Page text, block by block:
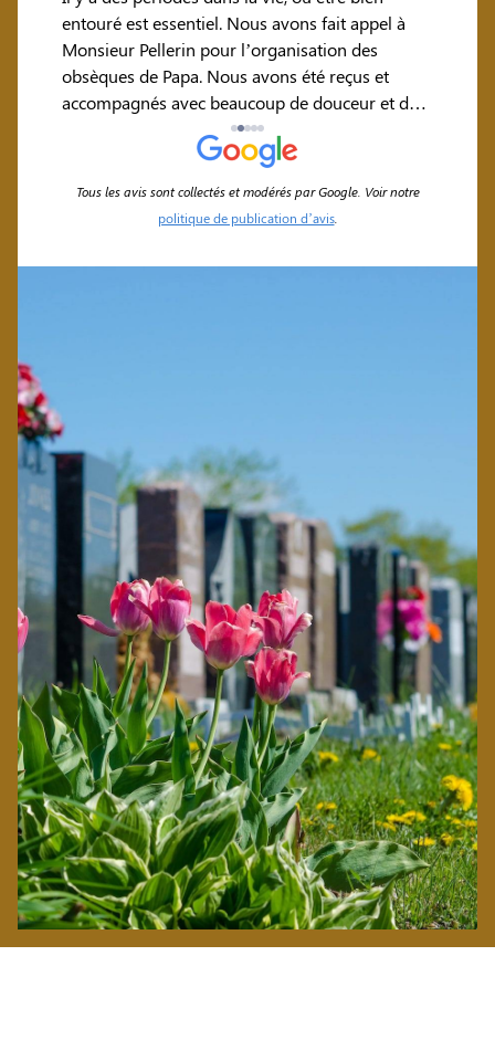
et
entouré est essentiel. Nous avons fait appel à
Monsieur Pellerin pour l’organisation des
obsèques de Papa. Nous avons été reçus et
accompagnés avec beaucoup de douceur et de
professionnalisme. Des remerciements tout
particuliers à Sandra, qui a su trouver des mots
justes et délicats pour soulager une bien grande
peine. Pour toutes ces raisons, je recommande
Tous les avis sont collectés et modérés par Google. Voir notre
politique de publication d’avis.